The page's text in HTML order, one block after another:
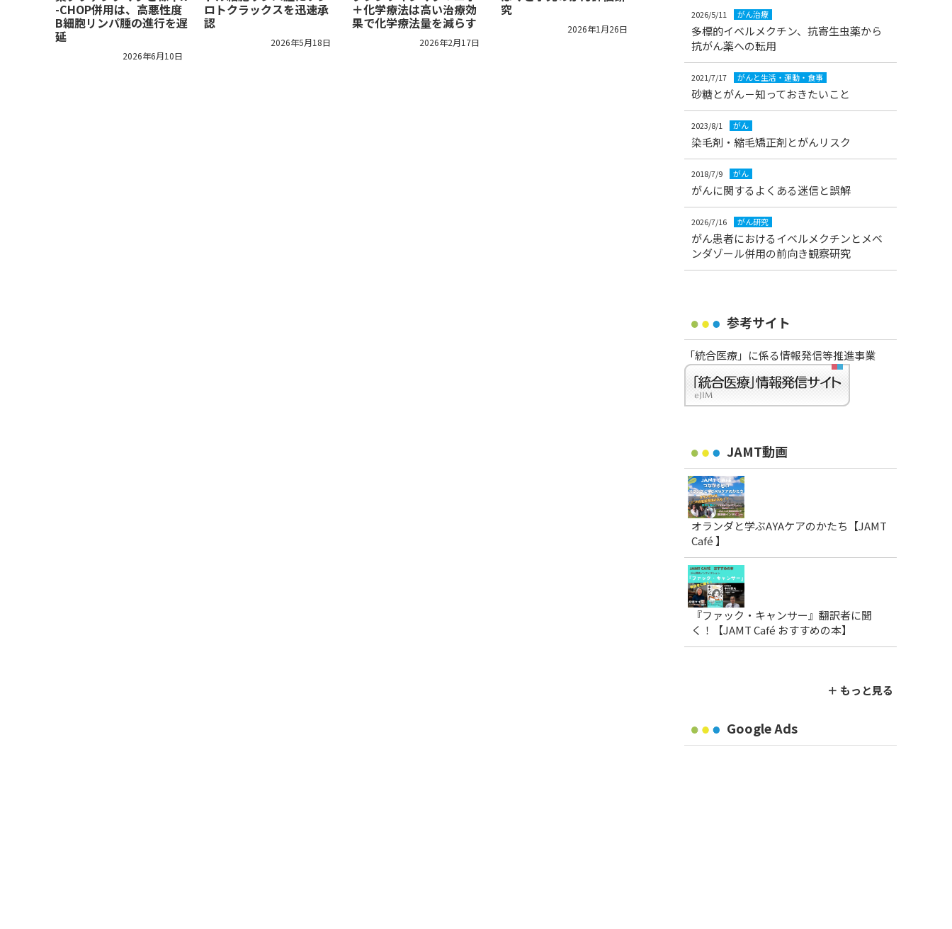
-CHOP併用は、高悪性度
B細胞リンパ腫の進行を遅
延
2026年6月10日
ロトクラックスを迅速承
認
2026年5月18日
＋化学療法は高い治療効
果で化学療法量を減らす
2026年2月17日
究
2026年1月26日
2026/5/11 がん治療
多標的イベルメクチン、抗寄生虫薬から
抗がん薬への転用
2021/7/17 がんと生活・運動・食事
砂糖とがん－知っておきたいこと
2023/8/1 がん
染毛剤・縮毛矯正剤とがんリスク
2018/7/9 がん
がんに関するよくある迷信と誤解
2026/7/16 がん研究
がん患者におけるイベルメクチンとメベ
ンダゾール併用の前向き観察研究
参考サイト
「統合医療」に係る情報発信等推進事業
JAMT動画
オランダと学ぶAYAケアのかたち【JAMT
Café 】
『ファック・キャンサー』翻訳者に聞
く！【JAMT Café おすすめの本】
＋ もっと見る
Google Ads